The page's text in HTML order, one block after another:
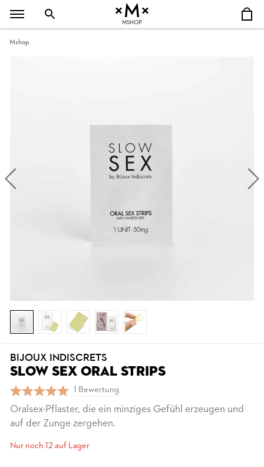
MSHOP
Mshop
BIJOUX INDISCRETS
SLOW SEX ORAL STRIPS
1 Bewertung
Oralsex-Pflaster, die ein minziges Gefühl erzeugen und
auf der Zunge zergehen.
Nur noch 12 auf Lager